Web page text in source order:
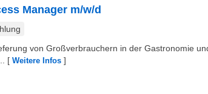
Manager m/w/d
von Großverbrauchern in der Gastronomie
[ Weitere Infos ]